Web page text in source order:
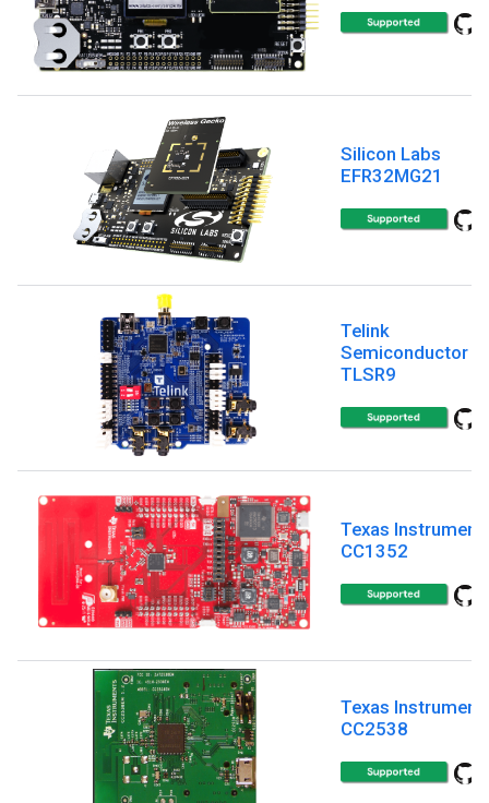
Silicon Labs
EFR32MG21
Telink
Semiconductor
TLSR9
Texas
CC1352
Texas
CC2538